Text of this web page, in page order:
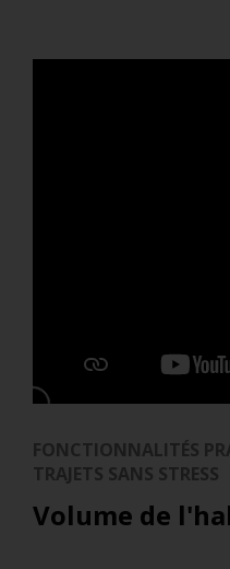
FONCTIONNALITÉS
TRAJETS SANS STRESS
Volume de